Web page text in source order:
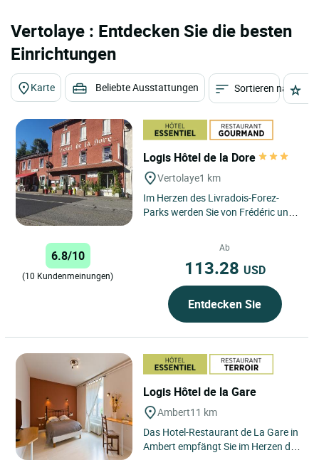
Vertolaye : Entdecken Sie die besten
Einrichtungen
Karte Beliebte Ausstattungen Sortieren nach
Logis Hôtel de la Dore
Vertolaye1 km
Im Herzen des Livradois-Forez-
Parks werden Sie von Frédéric und
6.8/10
(10 Kundenmeinungen)
Ab
113.28 USD
Entdecken Sie
Logis Hôtel de la Gare
Ambert11 km
Das Hotel-Restaurant de La Gare in
Ambert empfängt Sie im Herzen des